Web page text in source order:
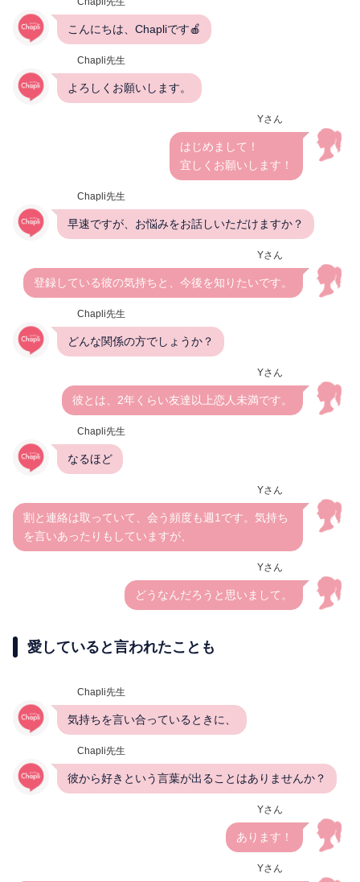
こんにちは、Chapliです🍎
Chapli先生
よろしくお願いします。
Yさん
はじめまして！
宜しくお願いします！
Chapli先生
早速ですが、お悩みをお話しいただけますか？
Yさん
登録している彼の気持ちと、今後を知りたいです。
Chapli先生
どんな関係の方でしょうか？
Yさん
彼とは、2年くらい友達以上恋人未満です。
Chapli先生
なるほど
Yさん
割と連絡は取っていて、会う頻度も週1です。気持ち
を言いあったりもしていますが、
Yさん
どうなんだろうと思いまして。
愛していると言われたことも
Chapli先生
気持ちを言い合っているときに、
Chapli先生
彼から好きという言葉が出ることはありませんか？
Yさん
あります！
Yさん